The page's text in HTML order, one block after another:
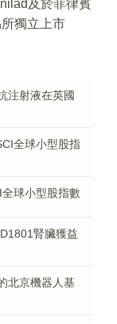
及於菲律賓
獨立上市
注射液在英國
全球小型股指
球小型股指數
腎臟獲益
北京機器人基